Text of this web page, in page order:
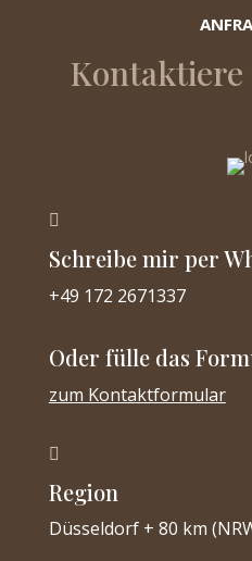

Schreibe mir per
+49 172 2671337
Oder fülle das
zum Kontaktformular

Region
Düsseldorf + 80 km